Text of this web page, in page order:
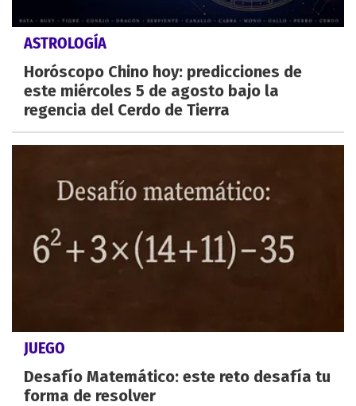
ASTROLOGÍA
Horóscopo Chino hoy: predicciones de
este miércoles 5 de agosto bajo la
regencia del Cerdo de Tierra
JUEGO
Desafío Matemático: este reto desafía tu
forma de resolver